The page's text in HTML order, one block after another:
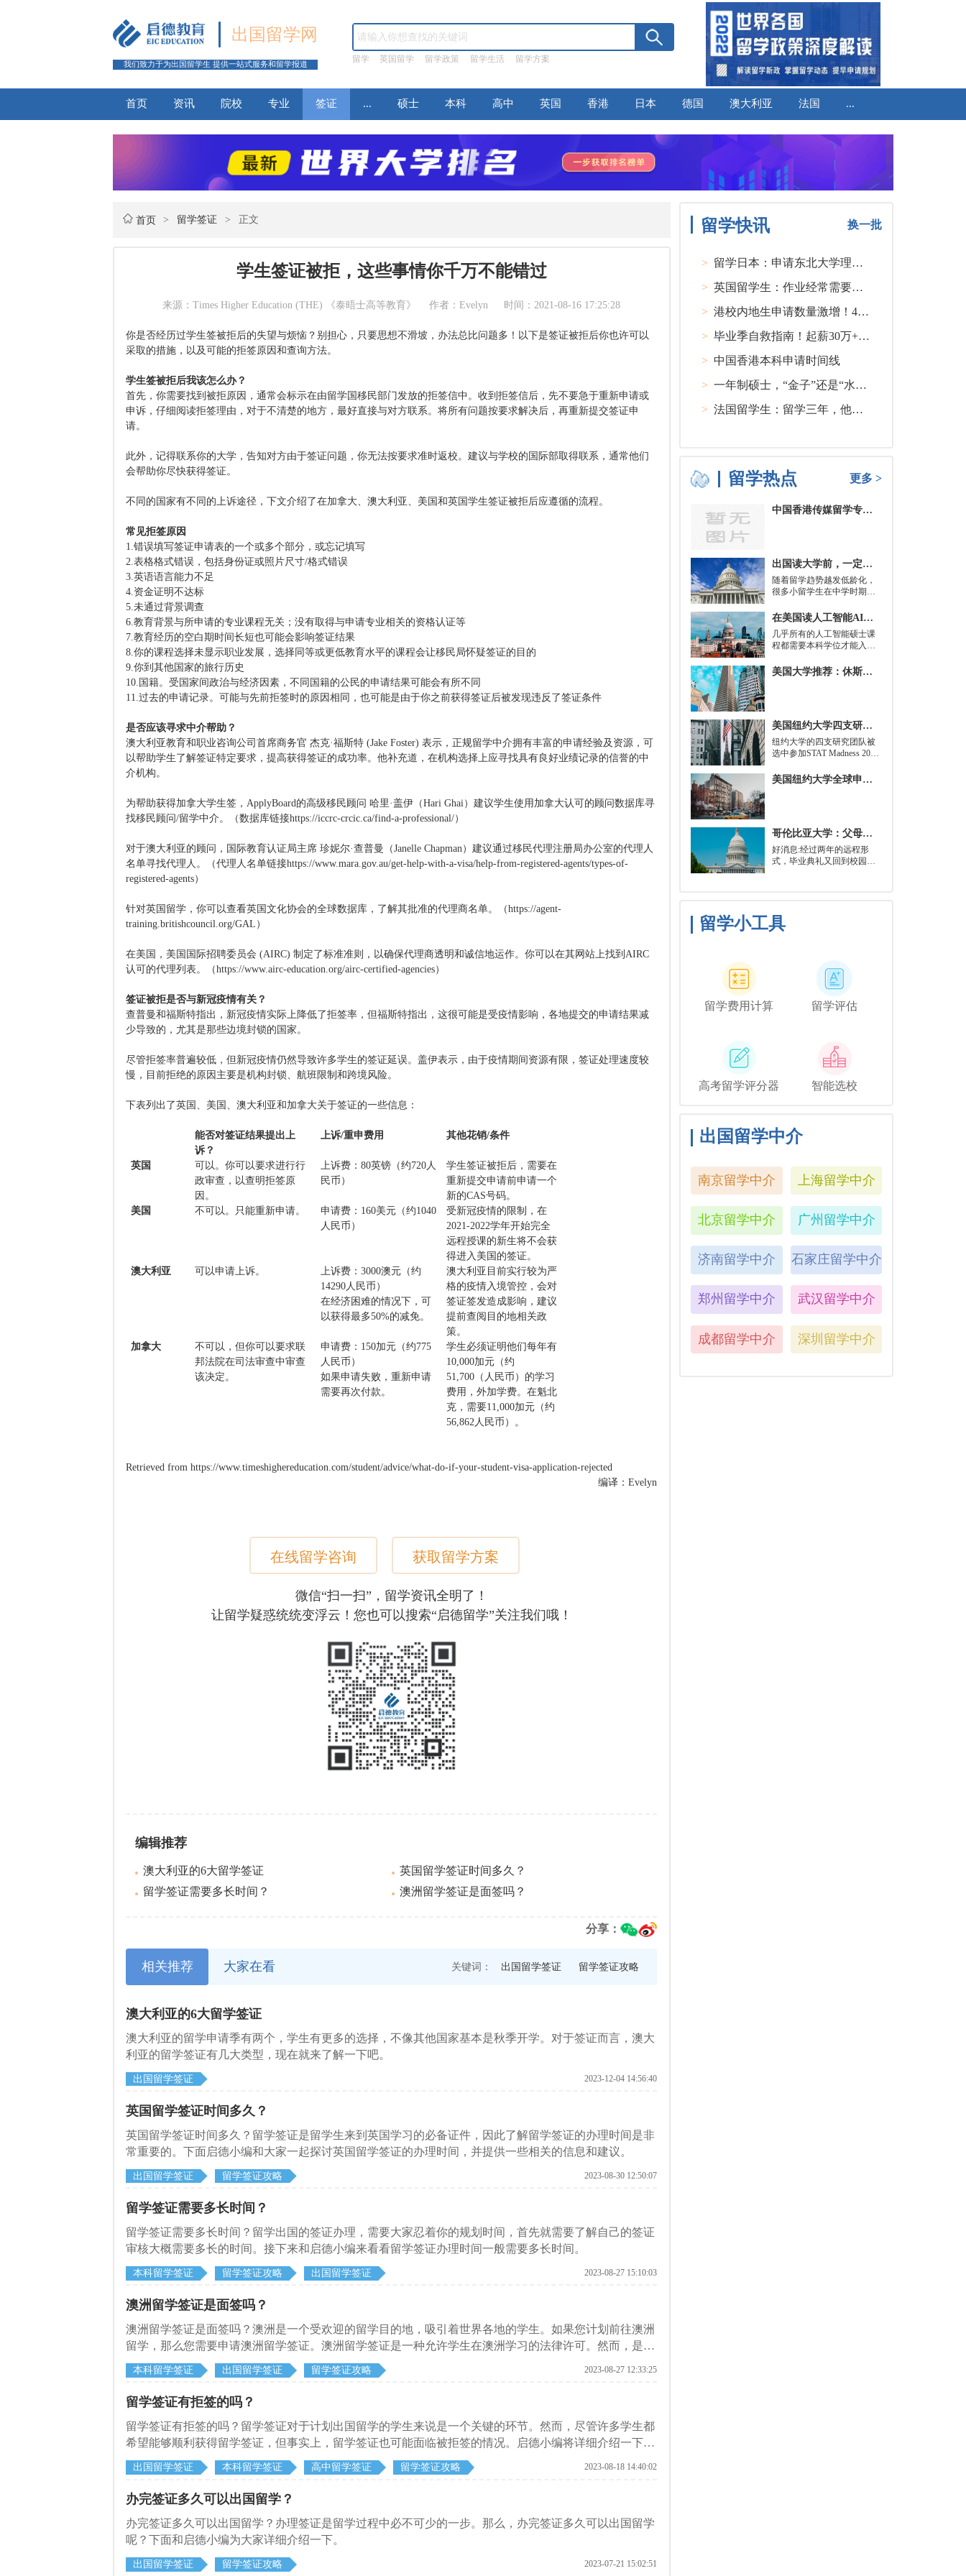
出国留学网
我们致力于为出国留学生 提供一站式服务和留学报道 留学 英国留学 留学政策 留学生活 留学方案
首页 资讯 院校 专业 签证 ... 硕士 本科 高中 英国 香港 日本 德国 澳大利亚 法国 ...
首页 > 留学签证 > 正文
学生签证被拒，这些事情你千万不能错过
来源：Times Higher Education (THE) 《泰晤士高等教育》 作者：Evelyn 时间：2021-08-16 17:25:28
你是否经历过学生签被拒后的失望与烦恼？别担心，只要思想不滑坡，办法总比问题多！以下是签证被拒后你也许可以
采取的措施，以及可能的拒签原因和查询方法。
学生签被拒后我该怎么办？
首先，你需要找到被拒原因，通常会标示在由留学国移民部门发放的拒签信中。收到拒签信后，先不要急于重新申请或
申诉，仔细阅读拒签理由，对于不清楚的地方，最好直接与对方联系。将所有问题按要求解决后，再重新提交签证申
请。
此外，记得联系你的大学，告知对方由于签证问题，你无法按要求准时返校。建议与学校的国际部取得联系，通常他们
会帮助你尽快获得签证。
不同的国家有不同的上诉途径，下文介绍了在加拿大、澳大利亚、美国和英国学生签证被拒后应遵循的流程。
常见拒签原因
1.错误填写签证申请表的一个或多个部分，或忘记填写
2.表格格式错误，包括身份证或照片尺寸/格式错误
3.英语语言能力不足
4.资金证明不达标
5.未通过背景调查
6.教育背景与所申请的专业课程无关；没有取得与申请专业相关的资格认证等
7.教育经历的空白期时间长短也可能会影响签证结果
8.你的课程选择未显示职业发展，选择同等或更低教育水平的课程会让移民局怀疑签证的目的
9.你到其他国家的旅行历史
10.国籍。受国家间政治与经济因素，不同国籍的公民的申请结果可能会有所不同
11.过去的申请记录。可能与先前拒签时的原因相同，也可能是由于你之前获得签证后被发现违反了签证条件
是否应该寻求中介帮助？
澳大利亚教育和职业咨询公司首席商务官 杰克·福斯特 (Jake Foster) 表示，正规留学中介拥有丰富的申请经验及资源，可
以帮助学生了解签证特定要求，提高获得签证的成功率。他补充道，在机构选择上应寻找具有良好业绩记录的信誉的中
介机构。
为帮助获得加拿大学生签，ApplyBoard的高级移民顾问 哈里·盖伊（Hari Ghai）建议学生使用加拿大认可的顾问数据库寻
找移民顾问/留学中介。（数据库链接https://iccrc-crcic.ca/find-a-professional/）
对于澳大利亚的顾问，国际教育认证局主席 珍妮尔·查普曼（Janelle Chapman）建议通过移民代理注册局办公室的代理人
名单寻找代理人。（代理人名单链接https://www.mara.gov.au/get-help-with-a-visa/help-from-registered-agents/types-of-
registered-agents）
针对英国留学，你可以查看英国文化协会的全球数据库，了解其批准的代理商名单。（https://agent-
training.britishcouncil.org/GAL）
在美国，美国国际招聘委员会 (AIRC) 制定了标准准则，以确保代理商透明和诚信地运作。你可以在其网站上找到AIRC
认可的代理列表。（https://www.airc-education.org/airc-certified-agencies）
签证被拒是否与新冠疫情有关？
查普曼和福斯特指出，新冠疫情实际上降低了拒签率，但福斯特指出，这很可能是受疫情影响，各地提交的申请结果减
少导致的，尤其是那些边境封锁的国家。
尽管拒签率普遍较低，但新冠疫情仍然导致许多学生的签证延误。盖伊表示，由于疫情期间资源有限，签证处理速度较
慢，目前拒绝的原因主要是机构封锁、航班限制和跨境风险。
下表列出了英国、美国、澳大利亚和加拿大关于签证的一些信息：
能否对签证结果提出上
诉？
上诉/重申费用 其他花销/条件
英国
可以。你可以要求进行行
政审查， 以查明拒签原
因。
上诉费：80英镑（约720人
民币）
学生签证被拒后，需要在
重新提交申请前申请一个
新的CAS号码。
美国
不可以。 只能重新申请。 申请费：160美元（约1040
人民币）
受新冠疫情的限制，在
2021-2022学年开始完全
远程授课的新生将不会获
得进入美国的签证。
澳大利亚
可以申请上诉。 上诉费：3000澳元 （约
14290人民币）
在经济困难的情况下，可
以获得最多50%的减免。
澳大利亚目前实行较为严
格的疫情入境管控，会对
签证签发造成影响，建议
提前查阅目的地相关政
策。
加拿大
不可以，但你可以要求联
邦法院在司法审查中审查
该决定。
申请费：150加元（约775
人民币）
如果申请失败，重新申请
需要再次付款。
学生必须证明他们每年有
10,000加元 （约
51,700（ 人民币 ） 的学习
费用，外加学费。在魁北
克， 需要11,000加元 （约
56,862人民币 ）。
Retrieved from https://www.timeshighereducation.com/student/advice/what-do-if-your-student-visa-application-rejected
编译：Evelyn
在线留学咨询 获取留学方案
微信“扫一扫”，留学资讯全明了！
让留学疑惑统统变浮云！您也可以搜索“启德留学”关注我们哦！
编辑推荐
澳大利亚的6大留学签证
英国留学签证时间多久？
留学签证需要多长时间？
澳洲留学签证是面签吗？
分享：
相关推荐 大家在看 关键词： 出国留学签证 留学签证攻略
澳大利亚的6大留学签证
澳大利亚的留学申请季有两个，学生有更多的选择，不像其他国家基本是秋季开学。对于签证而言，澳大
利亚的留学签证有几大类型，现在就来了解一下吧。
出国留学签证 2023-12-04 14:56:40
英国留学签证时间多久？
英国留学签证时间多久？留学签证是留学生来到英国学习的必备证件，因此了解留学签证的办理时间是非
常重要的。下面启德小编和大家一起探讨英国留学签证的办理时间，并提供一些相关的信息和建议。
出国留学签证 留学签证攻略 2023-08-30 12:50:07
留学签证需要多长时间？
留学签证需要多长时间？留学出国的签证办理，需要大家忍着你的规划时间，首先就需要了解自己的签证
审核大概需要多长的时间。接下来和启德小编来看看留学签证办理时间一般需要多长时间。
本科留学签证 留学签证攻略 出国留学签证 2023-08-27 15:10:03
澳洲留学签证是面签吗？
澳洲留学签证是面签吗？澳洲是一个受欢迎的留学目的地，吸引着世界各地的学生。如果您计划前往澳洲
留学，那么您需要申请澳洲留学签证。澳洲留学签证是一种允许学生在澳洲学习的法律许可。然而，是否
需要面签取决于申请人的国籍和申请类型。启德小编为大家详细介绍一下。
本科留学签证 出国留学签证 留学签证攻略 2023-08-27 12:33:25
留学签证有拒签的吗？
留学签证有拒签的吗？留学签证对于计划出国留学的学生来说是一个关键的环节。然而，尽管许多学生都
希望能够顺利获得留学签证，但事实上，留学签证也可能面临被拒签的情况。启德小编将详细介绍一下留
学签证可能被拒签的原因和应对之策。
出国留学签证 本科留学签证 高中留学签证 留学签证攻略 2023-08-18 14:40:02
办完签证多久可以出国留学？
办完签证多久可以出国留学？办理签证是留学过程中必不可少的一步。那么，办完签证多久可以出国留学
呢？下面和启德小编为大家详细介绍一下。
出国留学签证 留学签证攻略 2023-07-21 15:02:51
留学快讯 换一批
>
留学日本：申请东北大学理工类硕士课程大多要求先获得教授内诺
>
英国留学生：作业经常需要熬夜完成
>
港校内地生申请数量激增！40人抢1学位？
>
毕业季自救指南！起薪30万+ 不愧是00后都偏爱的留学国家TOP1
> 中国香港本科申请时间线
>
一年制硕士，“金子”还是“水货”？
>
法国留学生：留学三年，他在孤独中找到内心的力量
留学热点 更多 >
中国香港传媒留学专业分类及申请要求
出国读大学前，一定要培养的基本生活技能有哪些？
随着留学趋势越发低龄化，
很多小留学生在中学时期就
其实都是为了大学生活做准
在美国读人工智能AI硕士入学条件及大学推荐
几乎所有的人工智能硕士课
程都需要本科学位才能入
需要特定领域的本科学位。
下，你只需要一个理论基础
就可以开始就读这类项目：
即先参加几门先修课程，通
常包括程序语言，如
Python、微积分和计算机科
学相关课程。
美国大学推荐：休斯顿的大学
美国纽约大学四支研究团队被选中参加STAT Madness 2022竞赛
​纽约大学的四支研究团队被
选中参加STAT Madness 2022
三月疯狂启发的健康和科学
领域最佳创新线上锦标赛。
美国纽约大学全球申请群体规模不断扩大
哥伦比亚大学：父母参加毕业典礼可以做什么？
好消息:经过两年的远程形
式，毕业典礼又回到校园了!
旅行，或者如果你想和你的
朋友们共度时光，也许你可
留学小工具
留学费用计算 留学评估
高考留学评分器 智能选校
出国留学中介
南京留学中介 上海留学中介
北京留学中介 广州留学中介
济南留学中介 石家庄留学中介
郑州留学中介 武汉留学中介
成都留学中介 深圳留学中介